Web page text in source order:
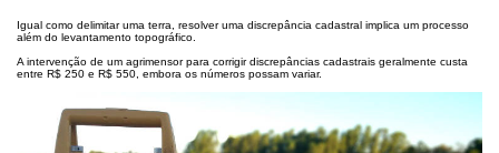
Igual como delimitar uma terra, resolver uma discrepância cadastral implica um processo
além do levantamento topográfico.
A intervenção de um agrimensor para corrigir discrepâncias cadastrais geralmente custa
entre R$ 250 e R$ 550, embora os números possam variar.